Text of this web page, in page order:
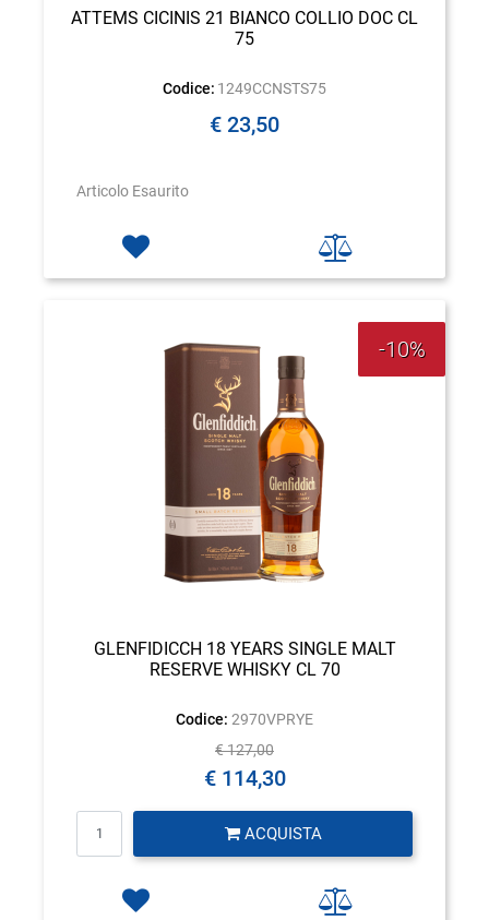
ATTEMS CICINIS 21 BIANCO COLLIO DOC CL
75
Codice: 1249CCNSTS75
€ 23,50
Articolo Esaurito
-10%
GLENFIDICCH 18 YEARS SINGLE MALT
RESERVE WHISKY CL 70
Codice: 2970VPRYE
€ 127,00
€ 114,30
ACQUISTA